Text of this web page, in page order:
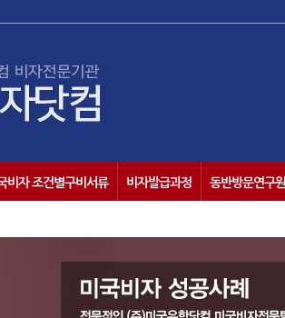
비자 조건별구비서류 비자발급과정 동반방문연구원